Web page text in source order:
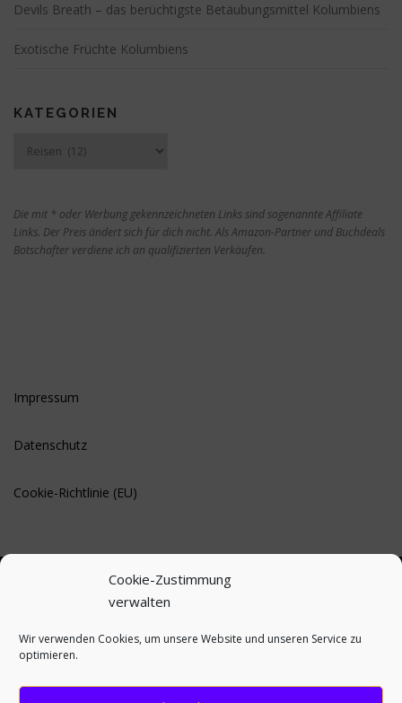
Cookie-Zustimmung
verwalten
Wir verwenden Cookies, um unsere Website und unseren Service zu
optimieren.
o
n
Devils Breath – das berüchtigste Betäubungsmittel Kolumbiens
Exotische Früchte Kolumbiens
KATEGORIEN
Die mit * oder Werbung gekennzeichneten Links sind sogenannte Affiliate
Links. Der Preis ändert sich für dich nicht. Als Amazon-Partner und Buchdeals
Botschafter verdiene ich an qualifizierten Verkäufen.
Impressum
Datenschutz
Cookie-Richtlinie (EU)